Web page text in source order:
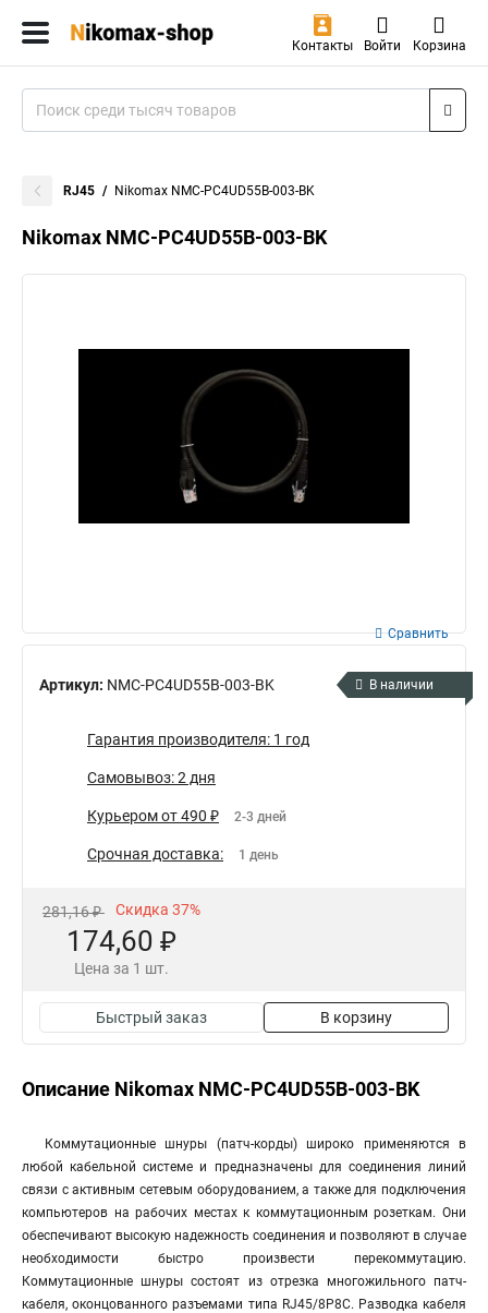
Контакты Войти Корзина
RJ45 Nikomax NMC-PC4UD55B-003-BK
Nikomax NMC-PC4UD55B-003-BK
Артикул: NMC-PC4UD55B-003-BK
Сравнить
В наличии
Гарантия производителя: 1 год
Самовывоз: 2 дня
Курьером от 490 ₽ 2-3 дней
Срочная доставка: 1 день
281,16 ₽ Скидка 37%
174,60 ₽
Цена за 1 шт.
Быстрый заказ В корзину
Описание Nikomax NMC-PC4UD55B-003-BK
Коммутационные шнуры (патч-корды) широко применяются в
любой кабельной системе и предназначены для соединения линий
связи с активным сетевым оборудованием, а также для подключения
компьютеров на рабочих местах к коммутационным розеткам. Они
обеспечивают высокую надежность соединения и позволяют в случае
необходимости быстро произвести перекоммутацию.
Коммутационные шнуры состоят из отрезка многожильного патч-
кабеля, оконцованного разъемами типа RJ45/8P8C. Разводка кабеля